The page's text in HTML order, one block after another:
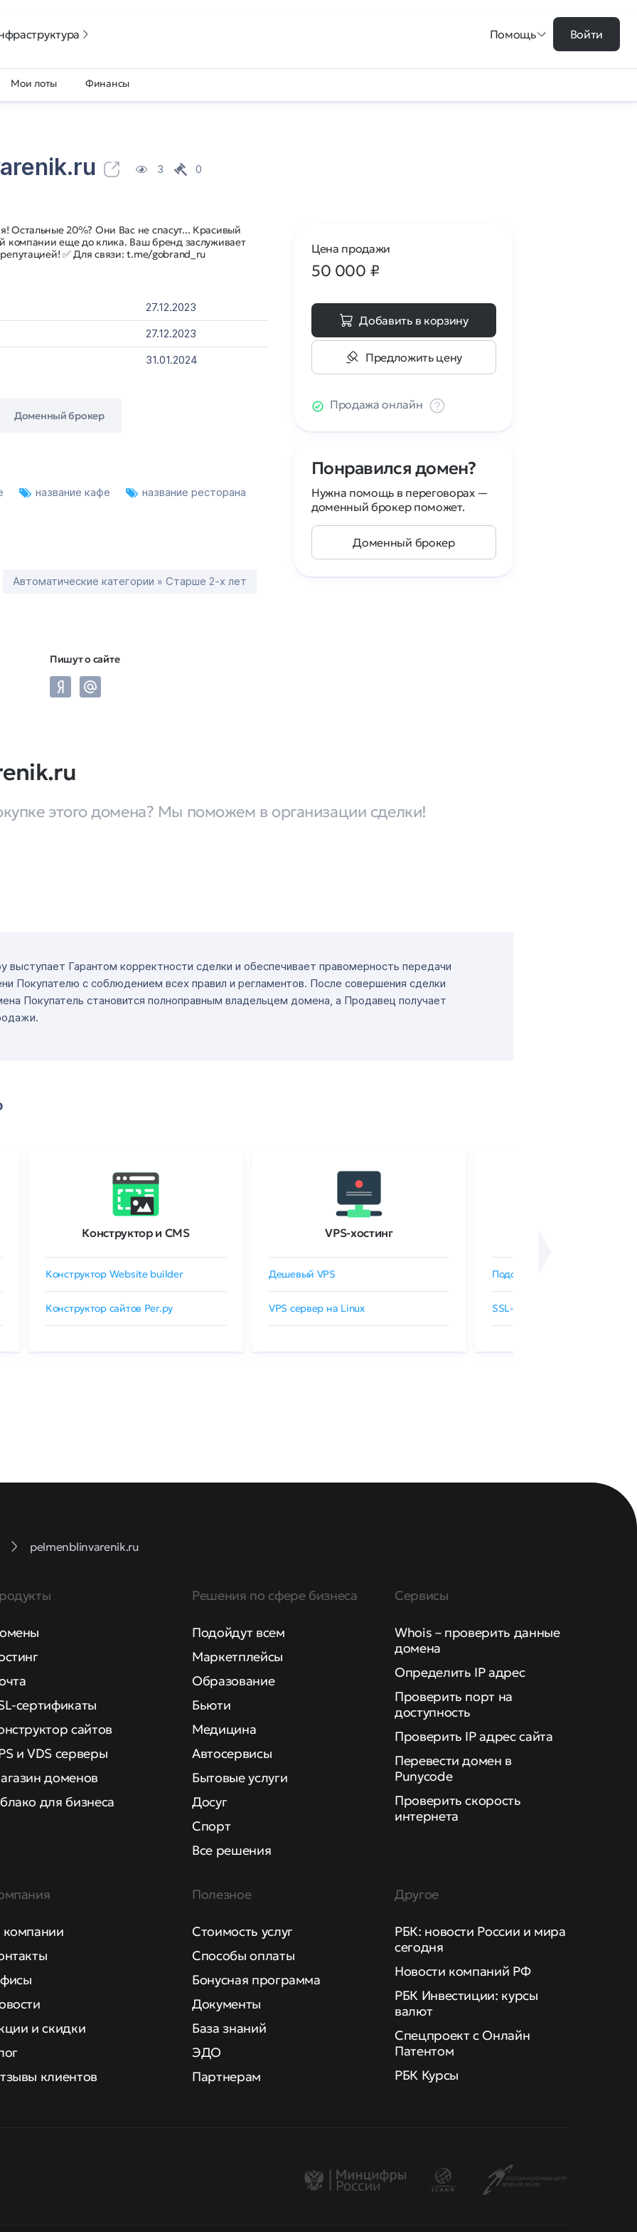
Помощь Войти
Мои лоты Финансы
3 0
Остальные 20%? Они Вас не спасут... Красивый
компании еще до клика. Ваш бренд заслуживает
✅ Для связи: t.me/gobrand_ru
27.12.2023
27.12.2023
31.01.2024
Доменный брокер
название кафе
название ресторана
Автоматические категории » Старше 2-х лет
Пишут о сайте
Цена продажи
50 000 ₽
Добавить в корзину
Предложить цену
Продажа онлайн
Понравился домен?
Нужна помощь в переговорах —
доменный брокер поможет.
Доменный брокер
этого домена? Мы поможем в организации сделки!
выступает Гарантом корректности сделки и обеспечивает правомерность передачи
Покупателю с соблюдением всех правил и регламентов. После совершения сделки
Покупатель становится полноправным владельцем домена, а Продавец получает
Конструктор и CMS
Конструктор Website builder
Конструктор сайтов Рег.ру
VPS-хостинг
Дешевый VPS
VPS сервер на Linux
Подобрать SSL-сертификат
SSL-сертификаты GlobalSign
pelmenblinvarenik.ru
сертификаты
сайтов
и VDS серверы
доменов
для бизнеса
Решения по сфере бизнеса
Подойдут всем
Маркетплейсы
Образование
Бьюти
Медицина
Автосервисы
Бытовые услуги
Досуг
Спорт
Все решения
Сервисы
Whois – проверить данные
домена
Определить IP адрес
Проверить порт на
доступность
Проверить IP адрес сайта
Перевести домен в
Punycode
Проверить скорость
интернета
и скидки
клиентов
Полезное
Стоимость услуг
Способы оплаты
Бонусная программа
Документы
База знаний
ЭДО
Партнерам
Другое
РБК: новости России и мира
сегодня
Новости компаний РФ
РБК Инвестиции: курсы
валют
Спецпроект с Онлайн
Патентом
РБК Курсы